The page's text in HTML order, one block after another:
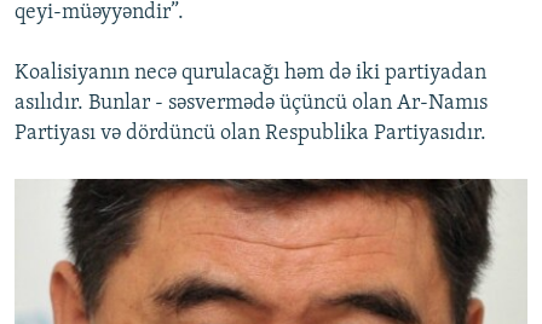
qeyi-müəyyəndir”.
Koalisiyanın necə qurulacağı həm də iki partiyadan
asılıdır. Bunlar - səsvermədə üçüncü olan Ar-Namıs
Partiyası və dördüncü olan Respublika Partiyasıdır.